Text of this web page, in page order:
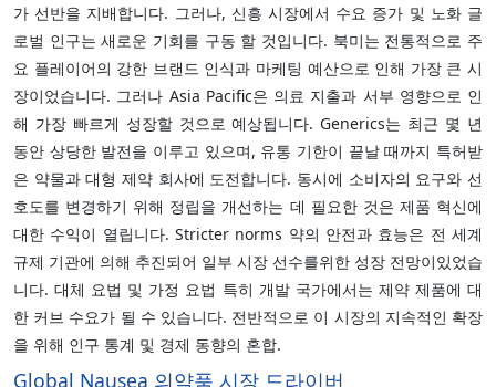
가 선반을 지배합니다. 그러나, 신흥 시장에서 수요 증가 및 노화 글
로벌 인구는 새로운 기회를 구동 할 것입니다. 북미는 전통적으로 주
요 플레이어의 강한 브랜드 인식과 마케팅 예산으로 인해 가장 큰 시
장이었습니다. 그러나 Asia Pacific은 의료 지출과 서부 영향으로 인
해 가장 빠르게 성장할 것으로 예상됩니다. Generics는 최근 몇 년
동안 상당한 발전을 이루고 있으며, 유통 기한이 끝날 때까지 특허받
은 약물과 대형 제약 회사에 도전합니다. 동시에 소비자의 요구와 선
호도를 변경하기 위해 정립을 개선하는 데 필요한 것은 제품 혁신에
대한 수익이 열립니다. Stricter norms 약의 안전과 효능은 전 세계
규제 기관에 의해 추진되어 일부 시장 선수를위한 성장 전망이있었습
니다. 대체 요법 및 가정 요법 특히 개발 국가에서는 제약 제품에 대
한 커브 수요가 될 수 있습니다. 전반적으로 이 시장의 지속적인 확장
을 위해 인구 통계 및 경제 동향의 혼합.
Global Nausea 의약품 시장 드라이버